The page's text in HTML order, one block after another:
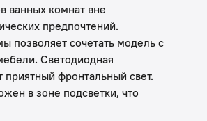
ванных комнат вне
предпочтений.
позволяет сочетать модель с
Светодиодная
приятный фронтальный свет.
в зоне подсветки, что